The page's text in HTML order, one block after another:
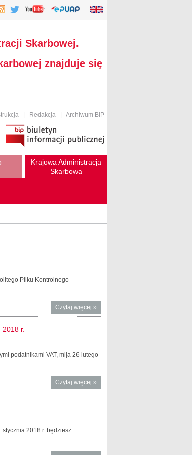
Skarbowej.
znajduje się
Redakcja Archiwum BIP
Krajowa Administracja
Skarbowa
Pliku Kontrolnego
Czytaj więcej o Wsparcie
administracji w
»
r.
podatnikami VAT, mija 26 lutego
Czytaj więcej o
Mikroprzedsiębiorco,
»
stycznia 2018 r. będziesz